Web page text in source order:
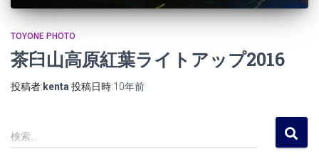
TOYONE PHOTO
茶臼山高原紅葉ライトアップ2016
投稿者:kenta 投稿日時:10年前
検
索
検索…